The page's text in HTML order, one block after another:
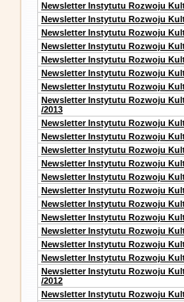
Newsletter Instytutu Rozwoju
Newsletter Instytutu Rozwoju
Newsletter Instytutu Rozwoju
Newsletter Instytutu Rozwoju
Newsletter Instytutu Rozwoju
Newsletter Instytutu Rozwoju
Newsletter Instytutu Rozwoju
Newsletter Instytutu Rozwoju
/2013
Newsletter Instytutu Rozwoju
Newsletter Instytutu Rozwoju
Newsletter Instytutu Rozwoju
Newsletter Instytutu Rozwoju
Newsletter Instytutu Rozwoju
Newsletter Instytutu Rozwoju
Newsletter Instytutu Rozwoju
Newsletter Instytutu Rozwoju
Newsletter Instytutu Rozwoju
Newsletter Instytutu Rozwoju
Newsletter Instytutu Rozwoju
Newsletter Instytutu Rozwoju
/2012
Newsletter Instytutu Rozwoju